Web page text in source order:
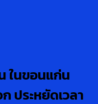
ในขอนแก่น
ประหยัดเวลา